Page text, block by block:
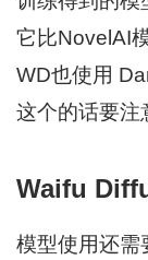
它比NovelAI
WD也使用
这个的话要注
Waifu
模型使用还需